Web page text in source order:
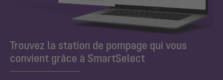
Trouvez la station de pompage qui vous
convient grâce à SmartSelect